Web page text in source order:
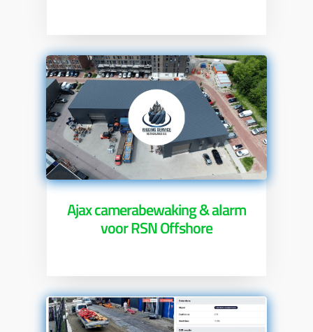
Ajax camerabewaking & alarm
voor RSN Offshore